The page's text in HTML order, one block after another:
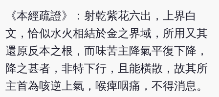
《本經疏證》：射乾紫花六出，上界白
文，恰似水火相結於金之界域，所用又其
還原反本之根，而味苦主降氣平復下降，
降之甚者，非特下行，且能橫散，故其所
主首為咳逆上氣，喉痺咽痛，不得消息。